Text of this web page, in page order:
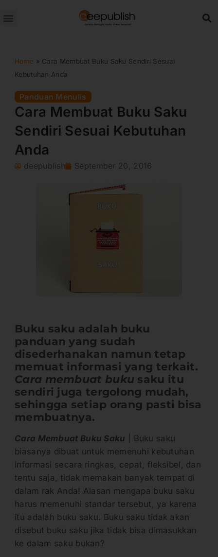
ke
Home » Cara Membuat Buku Saku Sendiri Sesuai
Kebutuhan Anda
Panduan Menulis
Cara Membuat Buku Saku
Sendiri Sesuai Kebutuhan
Anda
deepublish September 20, 2016
Buku saku adalah buku
panduan yang sudah
disederhanakan namun tetap
memuat informasi yang terkait.
Cara membuat buku saku itu
sendiri juga tergolong mudah,
sehingga setiap orang pasti bisa
membuatnya.
Cara Membuat Buku Saku | Buku saku
biasanya dibuat untuk memenuhi kebutuhan
informasi secara ringkas, cepat, fleksibel, dan
tentu saja, tidak memakan banyak tempat di
dalam rak Anda! Alasan mengapa buku saku
harus memenuhi standar tersebut, ya karena
itu adalah buku saku. Buku saku tidak akan
disebut buku saku jika tidak bisa dimasukkan
ke dalam saku bukan?